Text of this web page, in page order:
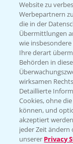
Hilfe
T.+49
Website zu
Werbepartnern
die in der
Übermittlungen
wie insbesondere
Ihre derart
Behörden in
wirksamen
Detaillierte
Cookies, ohne
können, und
akzeptiert
jeder Zeit ändern
unserer Privacy